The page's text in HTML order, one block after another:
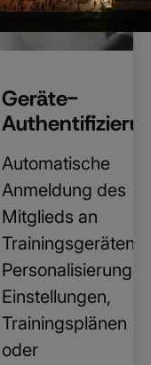
Geräte-
Automatische
Anmeldung des
Mitglieds an
Trainingsgeräten
Personalisierung
Einstellungen,
Trainingsplänen
oder